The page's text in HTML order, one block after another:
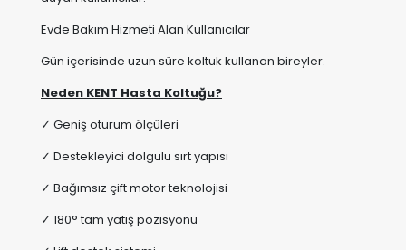
Neden KENT Hasta Koltuğu?
✓ Destekleyici dolgulu sırt yapısı
✓ Bağımsız çift motor teknolojisi
✓ 180° tam yatış pozisyonu
✓ Lift destek sistemi
✓ Ferah oturum deneyimi
✓ Ergonomik postür desteği